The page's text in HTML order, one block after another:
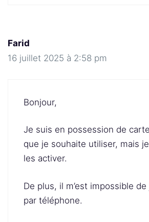
Farid
16 juillet 2025 à 2:58 pm
Bonjour,
Je suis en possession de
que je souhaite utiliser, mais je
les activer.
De plus, il m’est impossible
par téléphone.